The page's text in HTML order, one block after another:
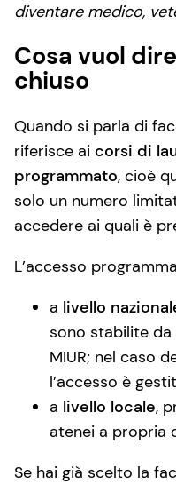
diventare medico,
Cosa vuol
chiuso
Quando si parla di
riferisce ai corsi di
programmato, cioè
solo un numero
accedere ai quali è
L’accesso
a livello
sono stabilite da
MIUR; nel caso
l’accesso è
a livello locale,
atenei a propria
Se hai già scelto la